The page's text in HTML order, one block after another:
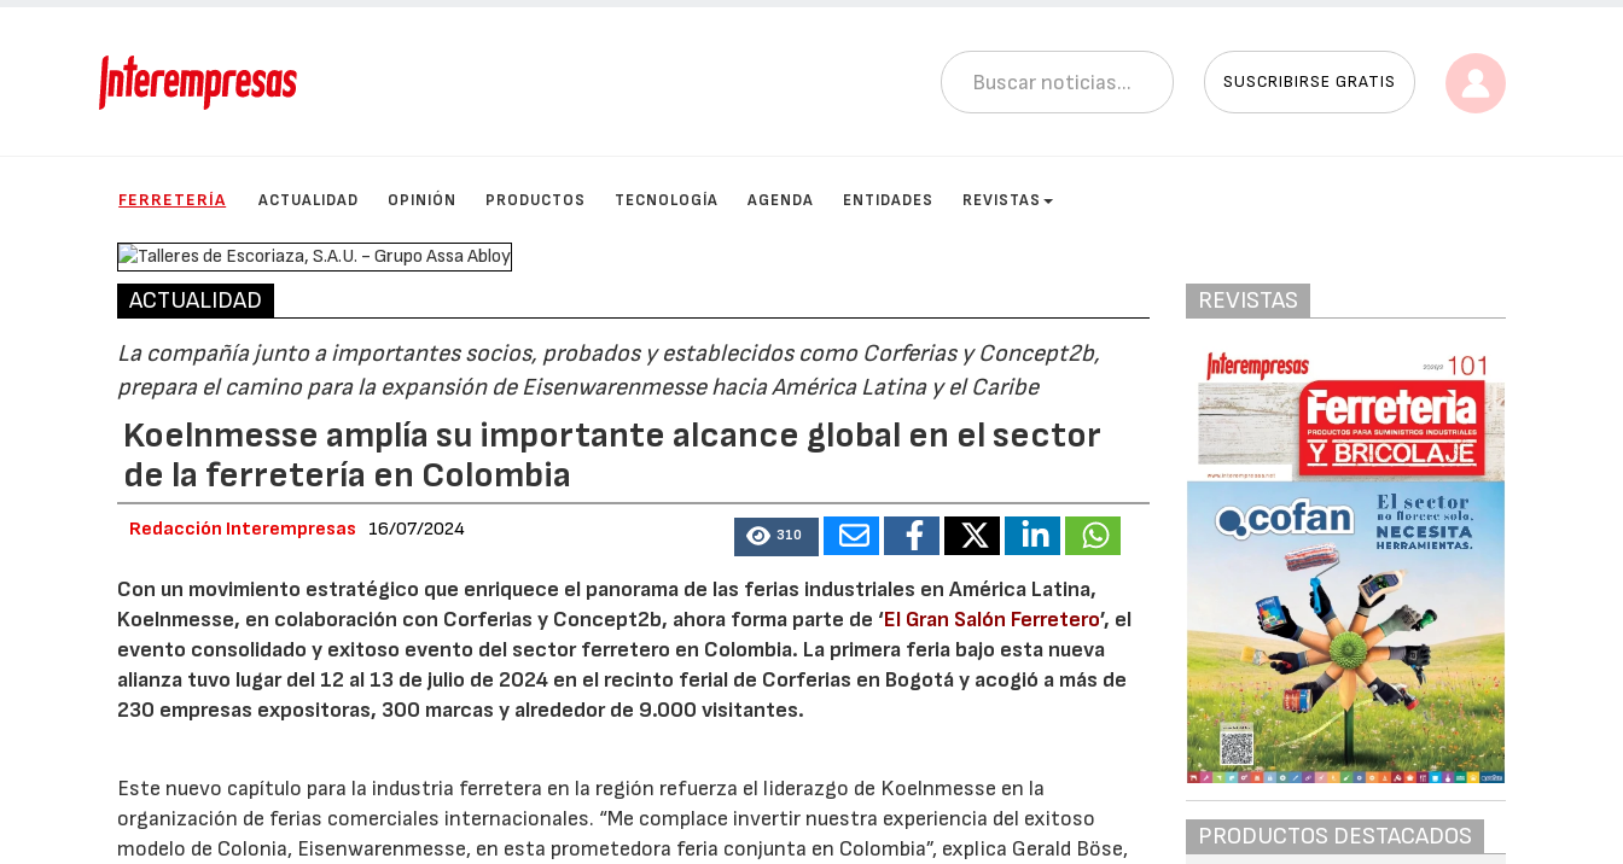
SUSCRIBIRSE GRATIS
FERRETERÍA ACTUALIDAD OPINIÓN PRODUCTOS TECNOLOGÍA AGENDA ENTIDADES REVISTAS
ACTUALIDAD
La compañía junto a importantes socios, probados y establecidos como Corferias y Concept2b,
prepara el camino para la expansión de Eisenwarenmesse hacia América Latina y el Caribe
Koelnmesse amplía su importante alcance global en el sector
de la ferretería en Colombia
Redacción Interempresas 16/07/2024 310
Con un movimiento estratégico que enriquece el panorama de las ferias industriales en América Latina,
Koelnmesse, en colaboración con Corferias y Concept2b, ahora forma parte de ‘El Gran Salón Ferretero’, el
evento consolidado y exitoso evento del sector ferretero en Colombia. La primera feria bajo esta nueva
alianza tuvo lugar del 12 al 13 de julio de 2024 en el recinto ferial de Corferias en Bogotá y acogió a más de
230 empresas expositoras, 300 marcas y alrededor de 9.000 visitantes.
Este nuevo capítulo para la industria ferretera en la región refuerza el liderazgo de Koelnmesse en la
organización de ferias comerciales internacionales. “Me complace invertir nuestra experiencia del exitoso
modelo de Colonia, Eisenwarenmesse, en esta prometedora feria conjunta en Colombia”, explica Gerald Böse,
REVISTAS
PRODUCTOS DESTACADOS